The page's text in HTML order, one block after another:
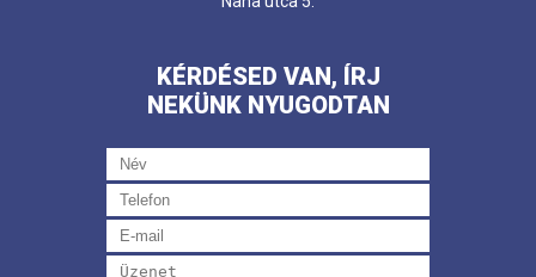
KÉRDÉSED VAN, ÍRJ
NEKÜNK NYUGODTAN